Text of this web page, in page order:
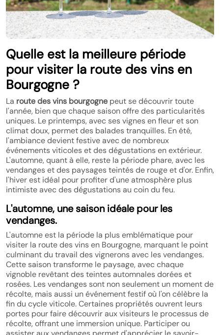
Quelle est la meilleure période
pour visiter la route des vins en
Bourgogne ?
La route des vins bourgogne peut se découvrir toute
l'année, bien que chaque saison offre des particularités
uniques. Le printemps, avec ses vignes en fleur et son
climat doux, permet des balades tranquilles. En été,
l'ambiance devient festive avec de nombreux
événements viticoles et des dégustations en extérieur.
L'automne, quant à elle, reste la période phare, avec les
vendanges et des paysages teintés de rouge et d'or. Enfin,
l'hiver est idéal pour profiter d'une atmosphère plus
intimiste avec des dégustations au coin du feu.
L'automne, une saison idéale pour les
vendanges.
L'automne est la période la plus emblématique pour
visiter la route des vins en Bourgogne, marquant le point
culminant du travail des vignerons avec les vendanges.
Cette saison transforme le paysage, avec chaque
vignoble revêtant des teintes automnales dorées et
rosées. Les vendanges sont non seulement un moment de
récolte, mais aussi un événement festif où l'on célèbre la
fin du cycle viticole. Certaines propriétés ouvrent leurs
portes pour faire découvrir aux visiteurs le processus de
récolte, offrant une immersion unique. Participer ou